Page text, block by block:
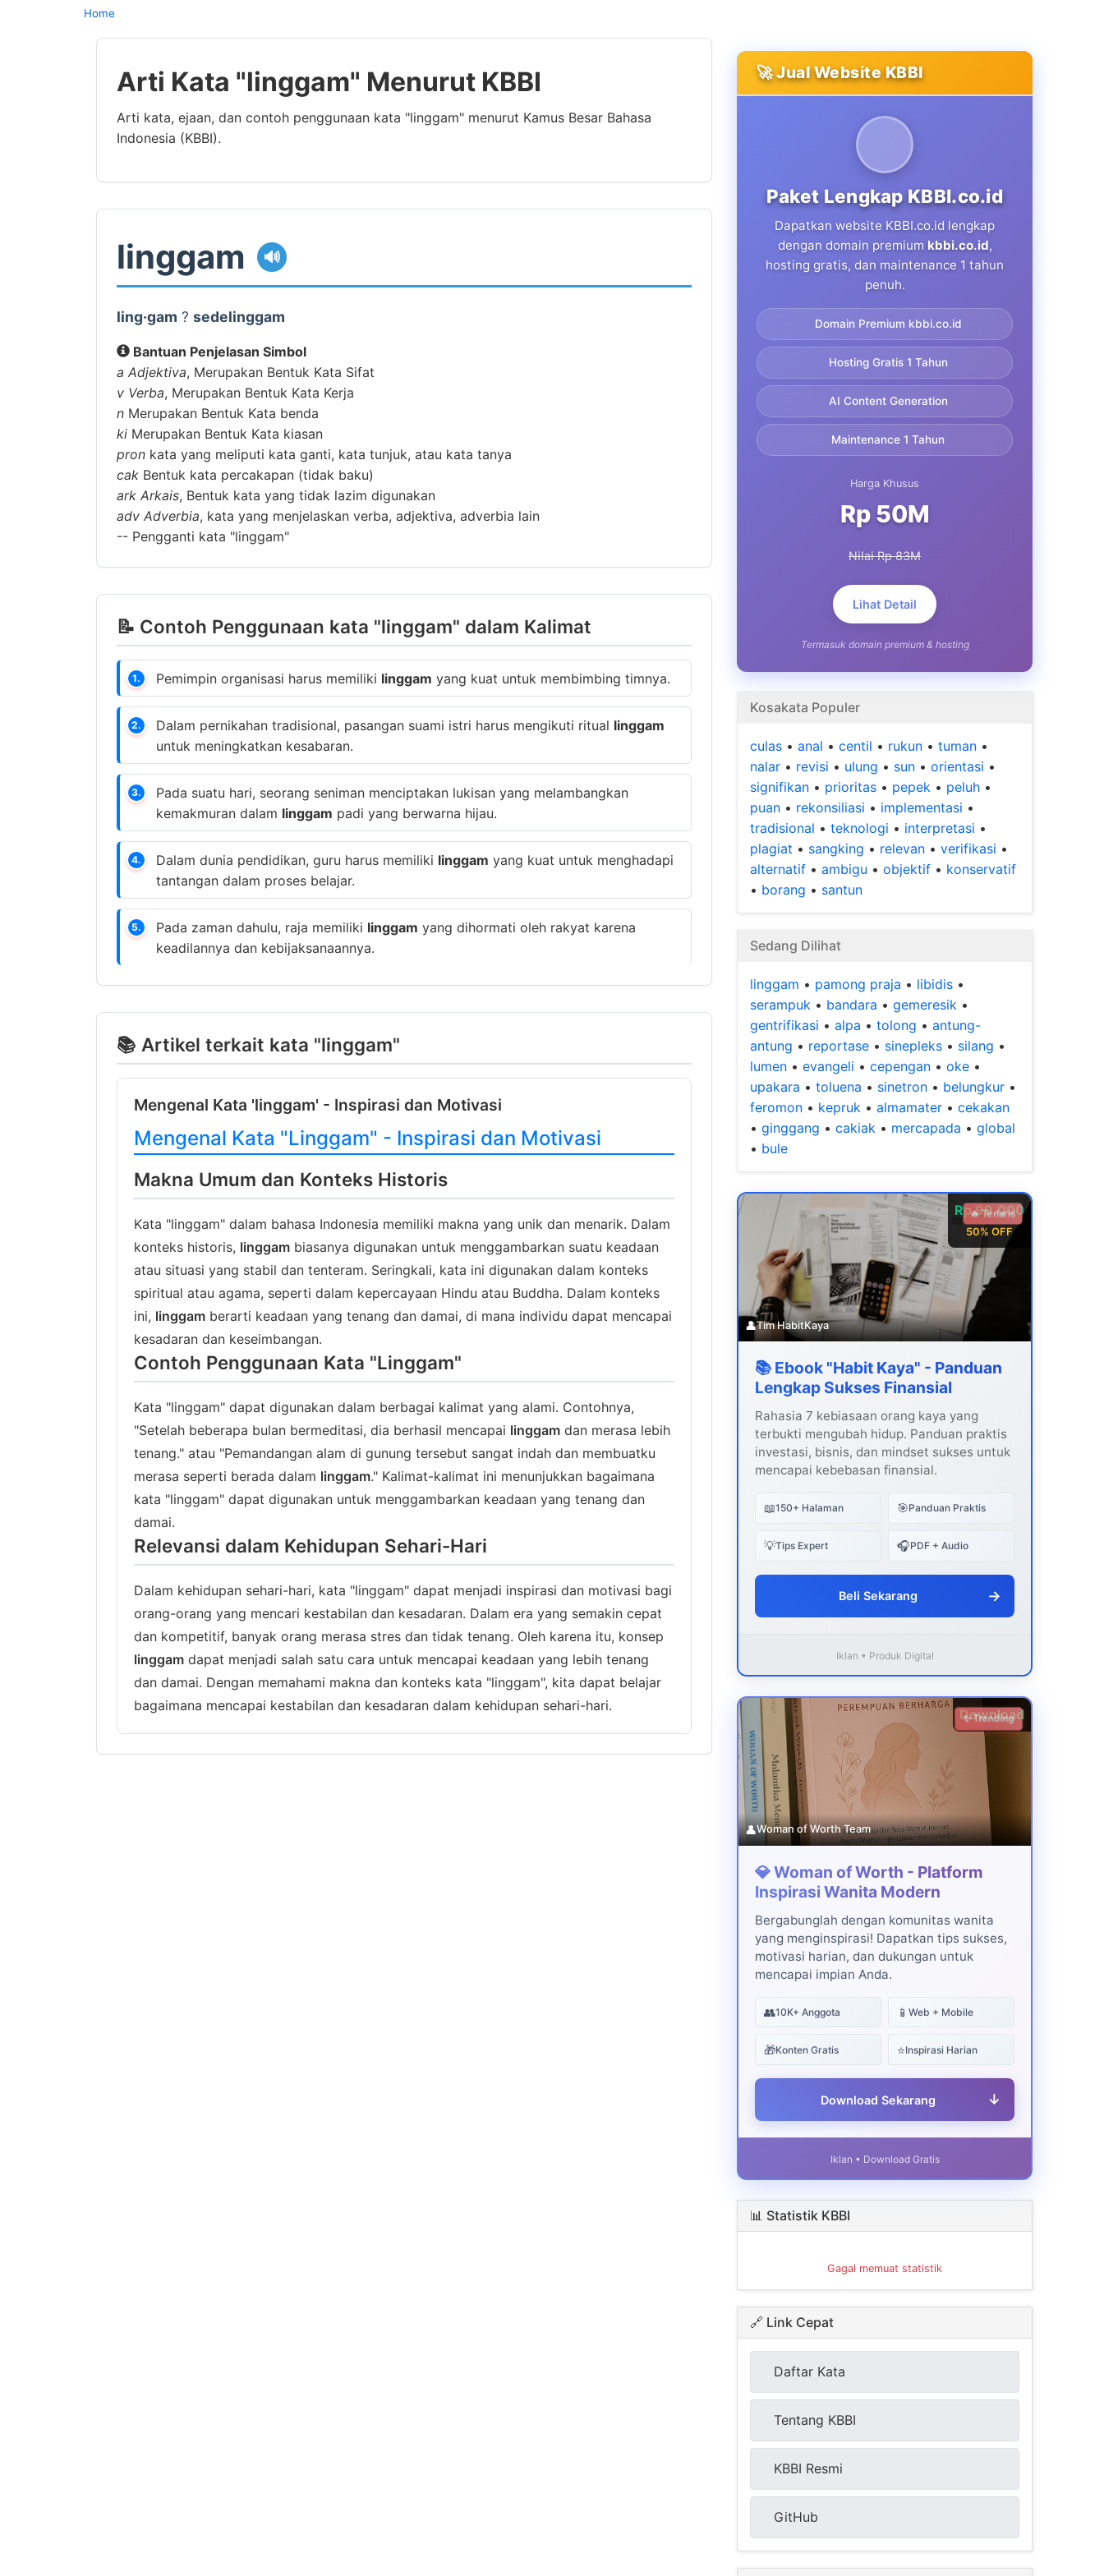
Home
Arti Kata "linggam" Menurut KBBI
Arti kata, ejaan, dan contoh penggunaan kata "linggam" menurut Kamus Besar Bahasa
Indonesia (KBBI).
linggam 🔊
ling·gam ? sedelinggam
Bantuan Penjelasan Simbol
a Adjektiva, Merupakan Bentuk Kata Sifat
v Verba, Merupakan Bentuk Kata Kerja
n Merupakan Bentuk Kata benda
ki Merupakan Bentuk Kata kiasan
pron kata yang meliputi kata ganti, kata tunjuk, atau kata tanya
cak Bentuk kata percakapan (tidak baku)
ark Arkais, Bentuk kata yang tidak lazim digunakan
adv Adverbia, kata yang menjelaskan verba, adjektiva, adverbia lain
-- Pengganti kata "linggam"
📝 Contoh Penggunaan kata "linggam" dalam Kalimat
1. Pemimpin organisasi harus memiliki linggam yang kuat untuk membimbing timnya.
2. Dalam pernikahan tradisional, pasangan suami istri harus mengikuti ritual linggam
untuk meningkatkan kesabaran.
3.
Pada suatu hari, seorang seniman menciptakan lukisan yang melambangkan
kemakmuran dalam linggam padi yang berwarna hijau.
4. Dalam dunia pendidikan, guru harus memiliki linggam yang kuat untuk menghadapi
tantangan dalam proses belajar.
5. Pada zaman dahulu, raja memiliki linggam yang dihormati oleh rakyat karena
keadilannya dan kebijaksanaannya.
📚 Artikel terkait kata "linggam"
Mengenal Kata 'linggam' - Inspirasi dan Motivasi
Mengenal Kata "Linggam" - Inspirasi dan Motivasi
Makna Umum dan Konteks Historis
Kata "linggam" dalam bahasa Indonesia memiliki makna yang unik dan menarik. Dalam
konteks historis, linggam biasanya digunakan untuk menggambarkan suatu keadaan
atau situasi yang stabil dan tenteram. Seringkali, kata ini digunakan dalam konteks
spiritual atau agama, seperti dalam kepercayaan Hindu atau Buddha. Dalam konteks
ini, linggam berarti keadaan yang tenang dan damai, di mana individu dapat mencapai
kesadaran dan keseimbangan.
Contoh Penggunaan Kata "Linggam"
Kata "linggam" dapat digunakan dalam berbagai kalimat yang alami. Contohnya,
"Setelah beberapa bulan bermeditasi, dia berhasil mencapai linggam dan merasa lebih
tenang." atau "Pemandangan alam di gunung tersebut sangat indah dan membuatku
merasa seperti berada dalam linggam." Kalimat-kalimat ini menunjukkan bagaimana
kata "linggam" dapat digunakan untuk menggambarkan keadaan yang tenang dan
damai.
Relevansi dalam Kehidupan Sehari-Hari
Dalam kehidupan sehari-hari, kata "linggam" dapat menjadi inspirasi dan motivasi bagi
orang-orang yang mencari kestabilan dan kesadaran. Dalam era yang semakin cepat
dan kompetitif, banyak orang merasa stres dan tidak tenang. Oleh karena itu, konsep
linggam dapat menjadi salah satu cara untuk mencapai keadaan yang lebih tenang
dan damai. Dengan memahami makna dan konteks kata "linggam", kita dapat belajar
bagaimana mencapai kestabilan dan kesadaran dalam kehidupan sehari-hari.
🚀 Jual Website KBBI
Paket Lengkap KBBI.co.id
Dapatkan website KBBI.co.id lengkap
dengan domain premium kbbi.co.id,
hosting gratis, dan maintenance 1 tahun
penuh.
Domain Premium kbbi.co.id
Hosting Gratis 1 Tahun
AI Content Generation
Maintenance 1 Tahun
Harga Khusus
Rp 50M
Nilai Rp 83M
Lihat Detail
Termasuk domain premium & hosting
Kosakata Populer
culas • anal • centil • rukun • tuman •
nalar • revisi • ulung • sun • orientasi •
signifikan • prioritas • pepek • peluh •
puan • rekonsiliasi • implementasi •
tradisional • teknologi • interpretasi •
plagiat • sangking • relevan • verifikasi •
alternatif • ambigu • objektif • konservatif
• borang • santun
Sedang Dilihat
linggam • pamong praja • libidis •
serampuk • bandara • gemeresik •
gentrifikasi • alpa • tolong • antung-
antung • reportase • sinepleks • silang •
lumen • evangeli • cepengan • oke •
upakara • toluena • sinetron • belungkur •
feromon • kepruk • almamater • cekakan
• ginggang • cakiak • mercapada • global
• bule
Rp 99.000
50% OFF
🔥 Terlaris
👤Tim HabitKaya
📚 Ebook "Habit Kaya" - Panduan
Lengkap Sukses Finansial
Rahasia 7 kebiasaan orang kaya yang
terbukti mengubah hidup. Panduan praktis
investasi, bisnis, dan mindset sukses untuk
mencapai kebebasan finansial.
📖150+ Halaman 🎯Panduan Praktis
💡Tips Expert 🎧PDF + Audio
Beli Sekarang →
Iklan • Produk Digital
Download
✨ Trending
👤Woman of Worth Team
💎 Woman of Worth - Platform
Inspirasi Wanita Modern
Bergabunglah dengan komunitas wanita
yang menginspirasi! Dapatkan tips sukses,
motivasi harian, dan dukungan untuk
mencapai impian Anda.
👥10K+ Anggota 📱 Web + Mobile
🎁Konten Gratis ⭐Inspirasi Harian
Download Sekarang ↓
Iklan • Download Gratis
📊 Statistik KBBI
Gagal memuat statistik
🔗 Link Cepat
Daftar Kata
Tentang KBBI
KBBI Resmi
GitHub